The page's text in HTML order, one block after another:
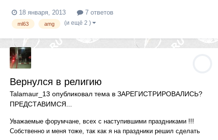
воткнуть не 295/35, а более практичные 295/40
18 января, 2013 7 ответов
ml63 amg (и ещё 2 )
Вернулся в религию
Talamaur_13 опубликовал тема в ЗАРЕГИСТРИРОВАЛИСЬ?
ПРЕДСТАВИМСЯ...
Уважаемые форумчане, всех с наступившими праздниками !!!
Собственно и меня тоже, так как я на праздники решил сделать